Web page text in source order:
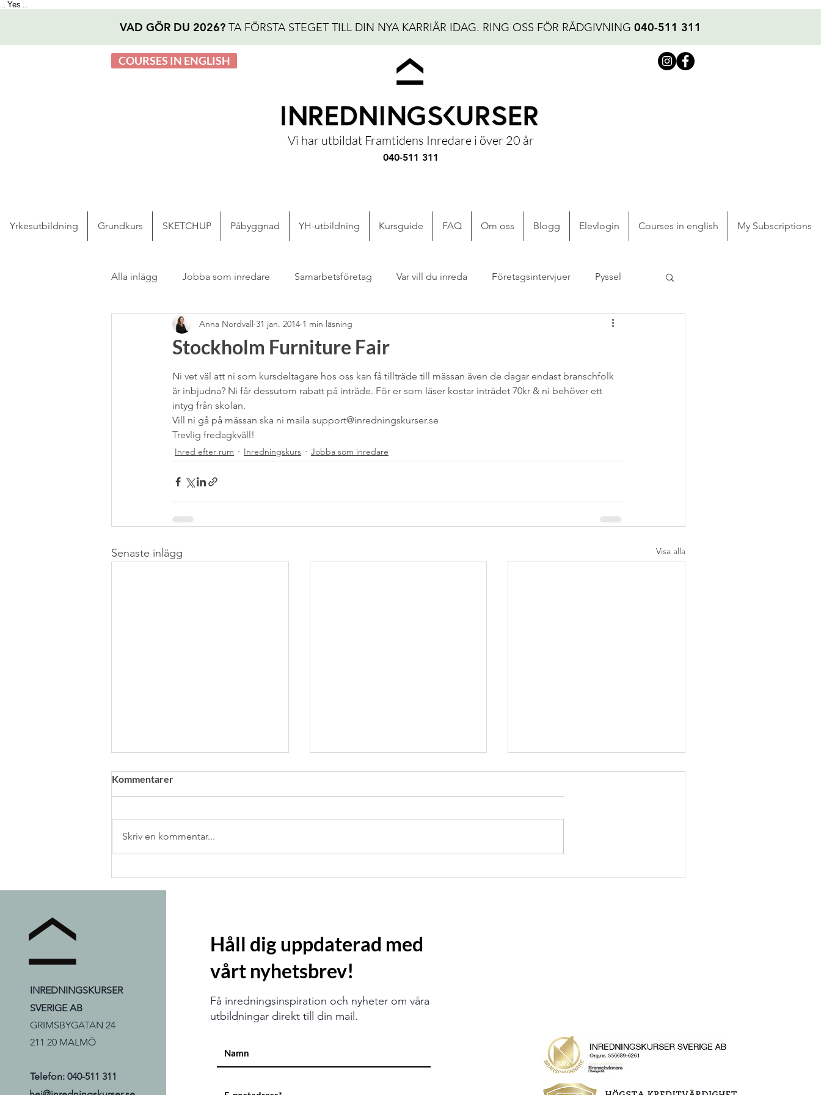
Yes
VAD GÖR DU 2026? TA FÖRSTA STEGET TILL DIN NYA KARRIÄR IDAG. RING OSS FÖR RÅDGIVNING 040-511 311
COURSES IN ENGLISH
Vi har utbildat Framtidens Inredare i över 20 år
040-511 311
Yrkesutbildning Grundkurs SKETCHUP Påbyggnad YH-utbildning Kursguide FAQ Om oss Blogg Elevlogin Courses in english My Subscriptions
Alla inlägg Jobba som inredare Samarbetsföretag Var vill du inreda Företagsintervjuer Pyssel
Rörstrand Samarbete Samarbetspartner
stilblandning Stockholmsmässan stringhylla Svenskt Tenn Tapet Tapeter Tävling
Textil &amp; gardin Tips &amp; tricks för inredare
Stockholm Furniture Fair
Anna Nordvall 31 jan. 2014 1 min läsning
Ni vet väl att ni som kursdeltagare hos oss kan få tillträde till mässan även de dagar endast branschfolk
är inbjudna? Ni får dessutom rabatt på inträde. För er som läser kostar inträdet 70kr & ni behöver ett
intyg från skolan.
Vill ni gå på mässan ska ni maila support@inredningskurser.se
Trevlig fredagkväll!
Inred efter rum Inredningskurs Jobba som inredare
Senaste inlägg Visa alla
Kommentarer
Skriv en kommentar...
INREDNINGSKURSER
SVERIGE AB
GRIMSBYGATAN 24
211 20 MALMÖ
Telefon: 040-511 311
Håll dig uppdaterad med
vårt nyhetsbrev!
Få inredningsinspiration och nyheter om våra
utbildningar direkt till din mail.